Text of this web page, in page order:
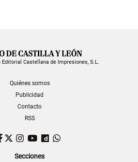
Castellana de Impresiones, S.L.
Quiénes somos
Publicidad
Contacto
RSS
Facebook
TwitterInstagram
YouTubeDailymotion
Secciones